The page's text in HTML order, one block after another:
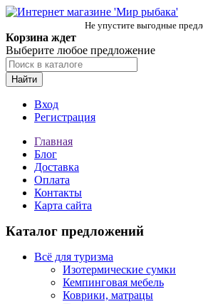
Не упустите выгодные
Корзина ждет
Выберите любое предложение
Найти
Вход
Регистрация
Главная
Блог
Доставка
Оплата
Контакты
Карта сайта
Каталог предложений
Всё для туризма
Изотермические сумки
Кемпинговая мебель
Коврики, матрацы